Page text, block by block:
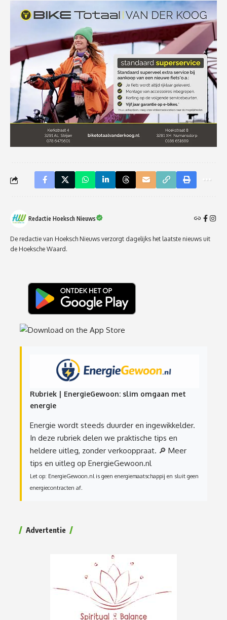
Redactie Hoeksch Nieuws
De redactie van Hoeksch Nieuws verzorgt dagelijks het laatste nieuws uit
de Hoeksche Waard.
Rubriek | EnergieGewoon: slim omgaan met
energie
Energie wordt steeds duurder en ingewikkelder.
In deze rubriek delen we praktische tips en
heldere uitleg, zonder verkooppraat. 🔎 Meer
tips en uitleg op EnergieGewoon.nl
Let op: EnergieGewoon.nl is geen energiemaatschappij en sluit geen
energiecontracten af.
Advertentie